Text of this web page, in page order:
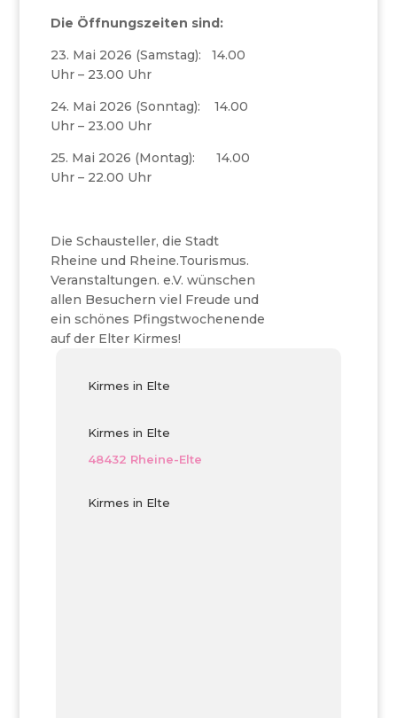
Die Öffnungszeiten sind:
23. Mai 2026 (Samstag): 14.00
Uhr – 23.00 Uhr
24. Mai 2026 (Sonntag): 14.00
Uhr – 23.00 Uhr
25. Mai 2026 (Montag): 14.00
Uhr – 22.00 Uhr
Die Schausteller, die Stadt
Rheine und Rheine.Tourismus.
Veranstaltungen. e.V. wünschen
allen Besuchern viel Freude und
ein schönes Pfingstwochenende
auf der Elter Kirmes!
Kirmes in Elte
Kirmes in Elte
48432 Rheine-Elte
Kirmes in Elte